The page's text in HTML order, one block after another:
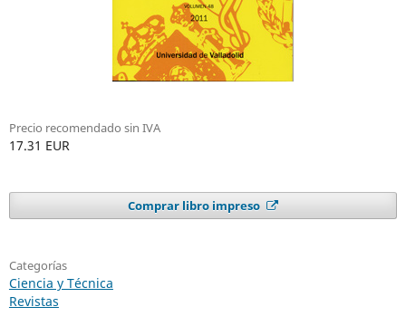
Precio recomendado sin IVA
17.31 EUR
Comprar libro impreso
Categorías
Ciencia y Técnica
Revistas